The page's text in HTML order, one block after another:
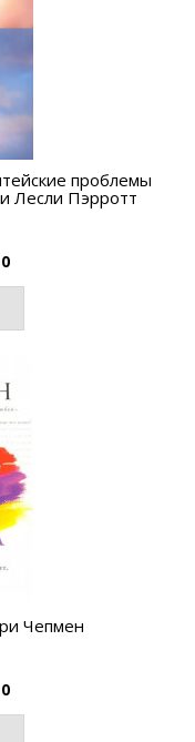
проблемы
Лесли Пэрротт
0
Чепмен
0